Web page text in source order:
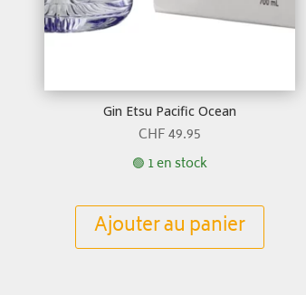
Gin Etsu Pacific Ocean
CHF49.95
🟢 1 en stock
Ajouter au panier